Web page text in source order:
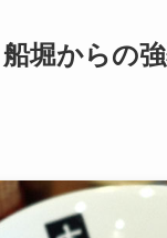
堀からの